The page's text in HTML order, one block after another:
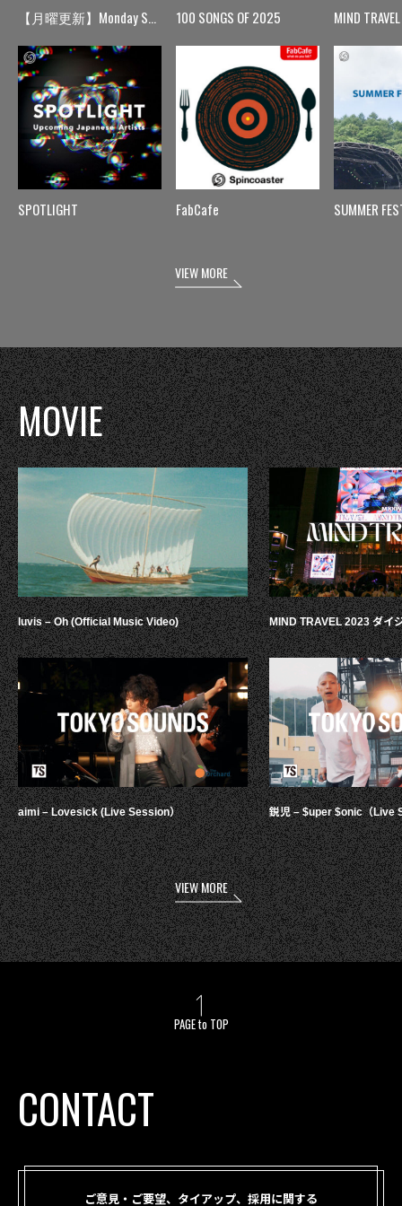
【月曜更新】Monday Spin
SPOTLIGHT
100 SONGS OF 2025
FabCafe
MIND TRAVEL
SUMMER
VIEW MORE
MOVIE
luvis – Oh (Official Music Video)
aimi – Lovesick (Live Session）
MIND TRAVEL 2023 ダイ
鋭児 – $uper $onic（Live
VIEW MORE
PAGE to TOP
CONTACT
ご意見・ご要望、タイアップ、採用に関する